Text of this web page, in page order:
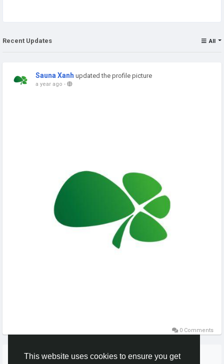
This website uses cookies to ensure you get
Recent Updates All
Sauna Xanh updated the profile picture
a year ago -
0 Comments
More Stories